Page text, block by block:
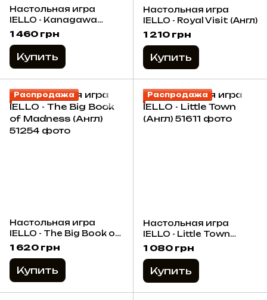
Настольная игра
IELLO - Kanagawa
(Англ)
1 460 грн
Купить
Настольная игра
IELLO - Royal Visit (Англ)
1 210 грн
Купить
Распродажа
Настольная игра
IELLO - The Big Book of
Madness (Англ)
1 620 грн
Купить
Распродажа
Настольная игра
IELLO - Little Town
(Англ)
1 080 грн
Купить